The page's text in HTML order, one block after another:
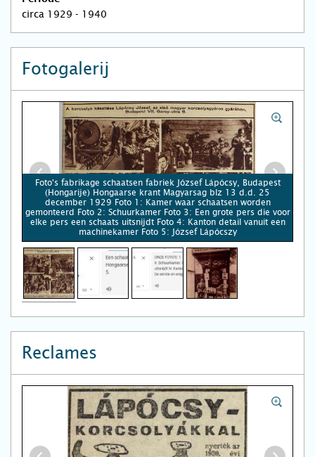
circa 1929 - 1940
Fotogalerij
Foto's fabrikage schaatsen fabriek József Lápócsy, Budapest
(Hongarije) Hongaarse krant Magyarsag blz 13 d.d. 25
december 1929 Foto 1: Kamer waar schaatsen worden
gemonteerd Foto 2: Schuurkamer Foto 3: Een grote pers die voor
elke pers een schaats uitsnijdt Foto 4: Kanton detail vanuit een
machinekamer Foto 5: József Lápócszy
Reclames